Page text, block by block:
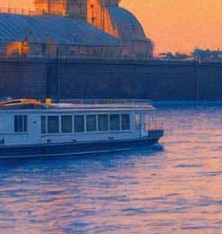
Мир крепежа
20 октября 2011, четверг-23
Версия для печати